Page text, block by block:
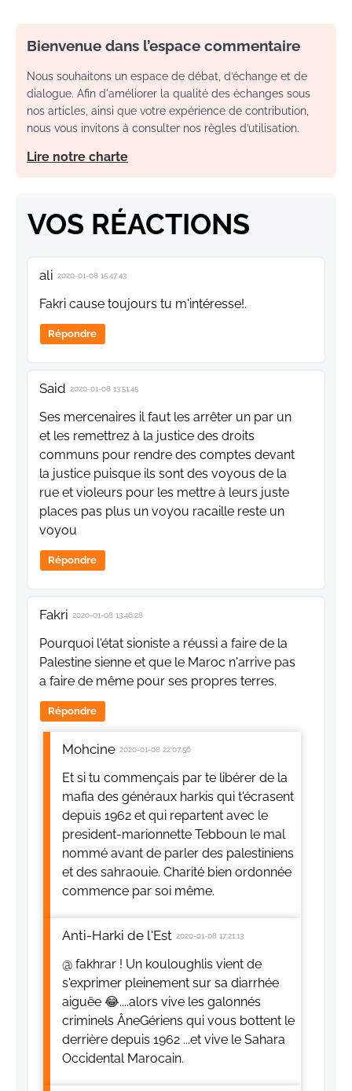
Bienvenue dans l’espace commentaire
Nous souhaitons un espace de débat, d’échange et de
dialogue. Afin d'améliorer la qualité des échanges sous
nos articles, ainsi que votre expérience de contribution,
nous vous invitons à consulter nos règles d’utilisation.
Lire notre charte
VOS RÉACTIONS
ali 2020-01-08 15:47:43
Fakri cause toujours tu m'intéresse!.
Répondre
Said 2020-01-08 13:51:45
Ses mercenaires il faut les arrêter un par un
et les remettrez à la justice des droits
communs pour rendre des comptes devant
la justice puisque ils sont des voyous de la
rue et violeurs pour les mettre à leurs juste
places pas plus un voyou racaille reste un
voyou
Répondre
Fakri 2020-01-08 13:46:28
Pourquoi l'état sioniste a réussi a faire de la
Palestine sienne et que le Maroc n'arrive pas
a faire de même pour ses propres terres.
Répondre
Mohcine 2020-01-08 22:07:56
Et si tu commençais par te libérer de la
mafia des généraux harkis qui t'écrasent
depuis 1962 et qui repartent avec le
president-marionnette Tebboun le mal
nommé avant de parler des palestiniens
et des sahraouie. Charité bien ordonnée
commence par soi même.
Anti-Harki de l'Est 2020-01-08 17:21:13
@ fakhrar ! Un kouloughlis vient de
s'exprimer pleinement sur sa diarrhée
aiguëe 😂....alors vive les galonnés
criminels ÂneGériens qui vous bottent le
derrière depuis 1962 ...et vive le Sahara
Occidental Marocain.